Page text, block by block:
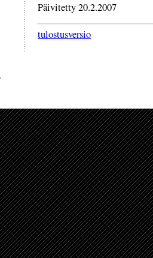
Päivitetty 20.2.2007
tulostusversio